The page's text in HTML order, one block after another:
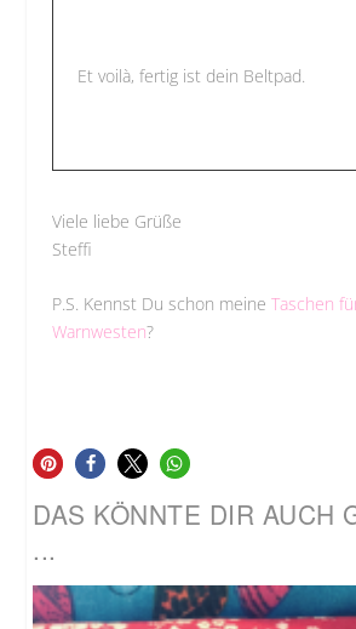
Et voilà, fertig ist dein Beltpad.
Viele liebe Grüße
Steffi
P.S. Kennst Du schon meine Taschen
Warnwesten?
DAS KÖNNTE DIR AUCH
...